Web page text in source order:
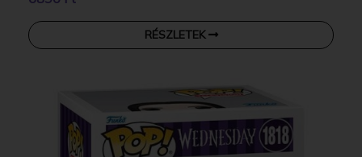
RÉSZLETEK